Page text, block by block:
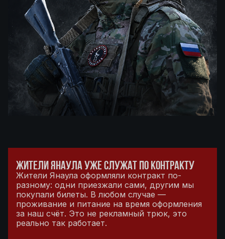
ЖИТЕЛИ ЯНАУЛА УЖЕ СЛУЖАТ ПО КОНТРАКТУ
Жители Янаула оформляли контракт по-
разному: одни приезжали сами, другим мы
покупали билеты. В любом случае —
проживание и питание на время оформления
за наш счёт. Это не рекламный трюк, это
реально так работает.